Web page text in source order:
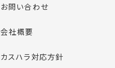
お問い合わせ
会社概要
カスハラ対応方針